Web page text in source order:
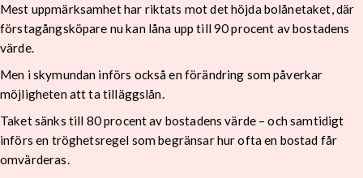
Mest uppmärksamhet har riktats mot det höjda bolånetaket, där
förstagångsköpare nu kan låna upp till 90 procent av bostadens
värde.
Men i skymundan införs också en förändring som påverkar
möjligheten att ta tilläggslån.
Taket sänks till 80 procent av bostadens värde – och samtidigt
införs en tröghetsregel som begränsar hur ofta en bostad får
omvärderas.